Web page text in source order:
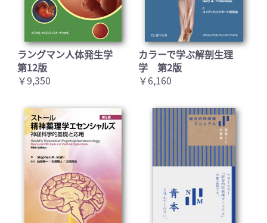
ラングマン人体発生学
第12版
￥9,350
カラーで学ぶ解剖生理
学 第2版
￥6,160